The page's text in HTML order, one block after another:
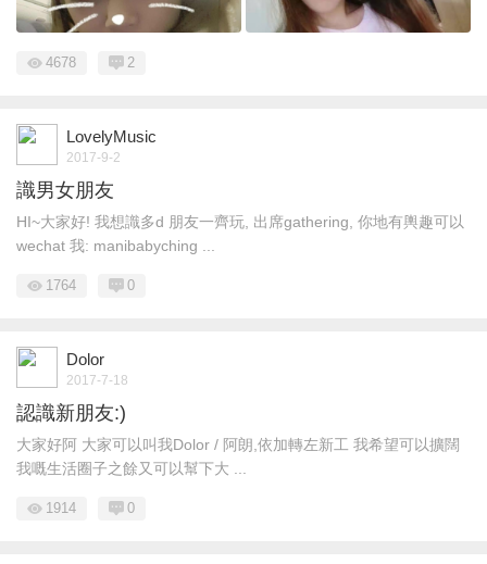
4678 2
LovelyMusic
2017-9-2
識男女朋友
HI~大家好! 我想識多d 朋友一齊玩, 出席gathering, 你地有輿趣可以
wechat 我: manibabyching ...
1764 0
Dolor
2017-7-18
認識新朋友:)
大家好阿 大家可以叫我Dolor / 阿朗,依加轉左新工 我希望可以擴闊
我嘅生活圈子之餘又可以幫下大 ...
1914 0